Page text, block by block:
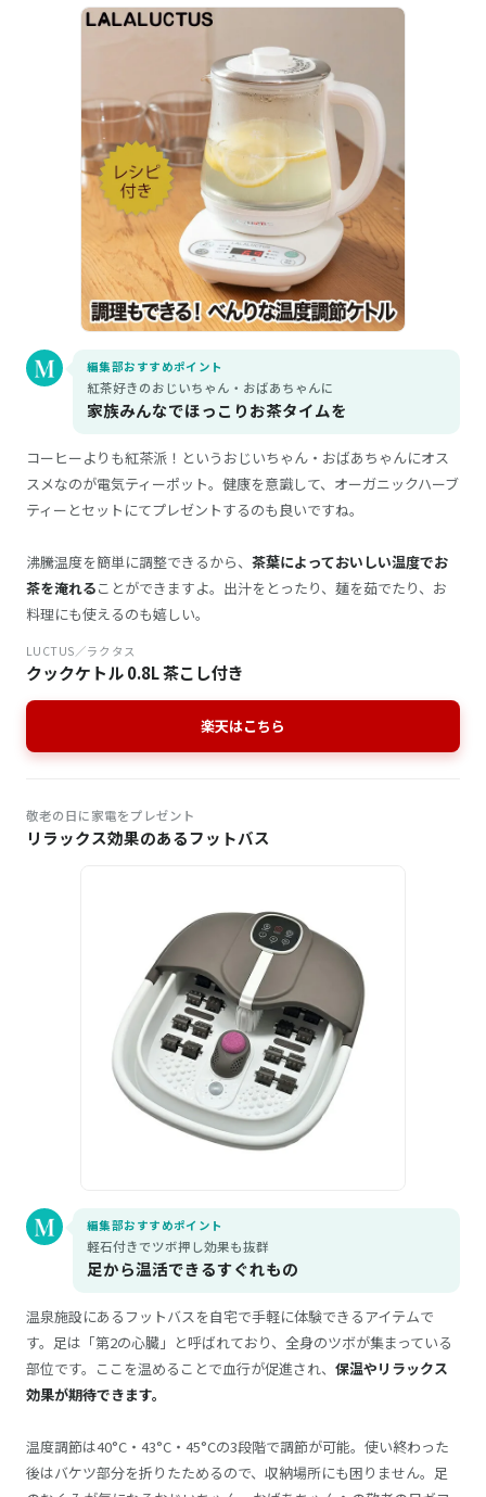
編集部おすすめポイント
紅茶好きのおじいちゃん・おばあちゃんに
家族みんなでほっこりお茶タイムを
コーヒーよりも紅茶派！というおじいちゃん・おばあちゃんにオス
スメなのが電気ティーポット。健康を意識して、オーガニックハーブ
ティーとセットにてプレゼントするのも良いですね。
沸騰温度を簡単に調整できるから、 茶葉によっておいしい温度でお
茶を淹れることができますよ。出汁をとったり、麺を茹でたり、お
料理にも使えるのも嬉しい。
LUCTUS／ラクタス
クックケトル 0.8L 茶こし付き
楽天はこちら
敬老の日に家電をプレゼント
リラックス効果のあるフットバス
編集部おすすめポイント
軽石付きでツボ押し効果も抜群
足から温活できるすぐれもの
温泉施設にあるフットバスを自宅で手軽に体験できるアイテムで
す。足は「第2の心臓」と呼ばれており、全身のツボが集まっている
部位です。ここを温めることで血行が促進され、 保温やリラックス
効果が期待できます。
温度調節は40°C・43°C・45°Cの3段階で調節が可能。使い終わった
後はバケツ部分を折りたためるので、収納場所にも困りません。足